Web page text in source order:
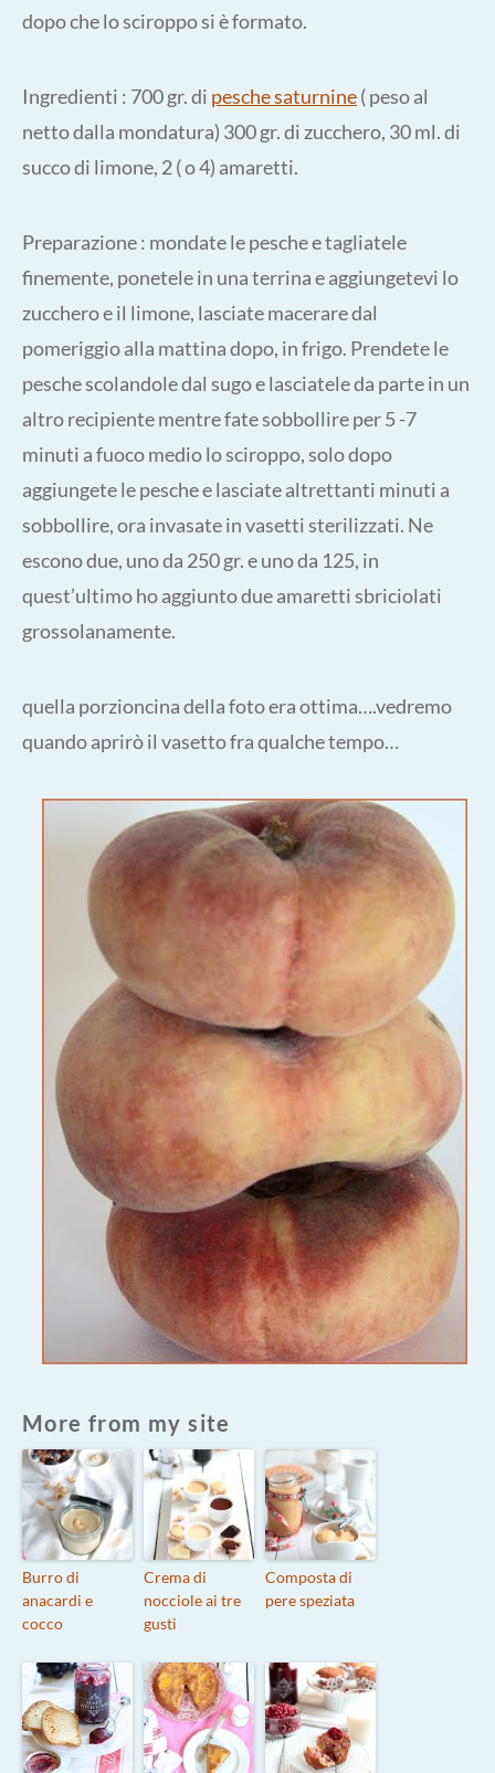
dopo che lo sciroppo si è formato.
Ingredienti : 700 gr. di pesche saturnine( peso al
netto dalla mondatura) 300 gr. di zucchero, 30 ml. di
succo di limone, 2 ( o 4) amaretti.
Preparazione : mondate le pesche e tagliatele
finemente, ponetele in una terrina e aggiungetevi lo
zucchero e il limone, lasciate macerare dal
pomeriggio alla mattina dopo, in frigo. Prendete le
pesche scolandole dal sugo e lasciatele da parte in un
altro recipiente mentre fate sobbollire per 5 -7
minuti a fuoco medio lo sciroppo, solo dopo
aggiungete le pesche e lasciate altrettanti minuti a
sobbollire, ora invasate in vasetti sterilizzati. Ne
escono due, uno da 250 gr. e uno da 125, in
quest’ultimo ho aggiunto due amaretti sbriciolati
grossolanamente.
quella porzioncina della foto era ottima….vedremo
quando aprirò il vasetto fra qualche tempo…
More from my site
Burro di
anacardi e
cocco
Crema di
nocciole ai tre
gusti
Composta di
pere speziata